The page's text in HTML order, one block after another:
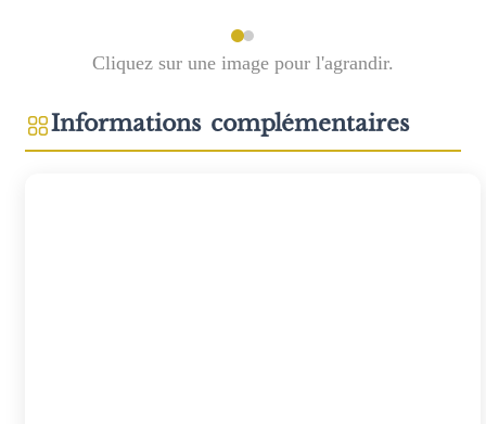
Cliquez sur une image pour l'agrandir.
Informations complémentaires